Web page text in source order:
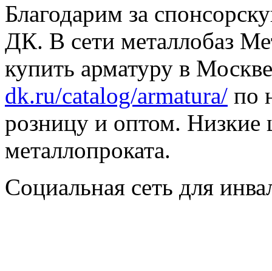
Благодарим за
ДК. В сети металлобаз
купить арматуру в
dk.ru/catalog/armatura/ по
розницу и оптом. Низкие
металлопроката.
Социальная сеть для